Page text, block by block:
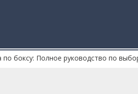
боксу: Полное руководство по